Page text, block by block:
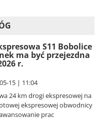
S11 Bobolice
ma być przejezdna
r.
15 | 11:04
24 km drogi ekspresowej na
ekspresowej obwodnicy
prac